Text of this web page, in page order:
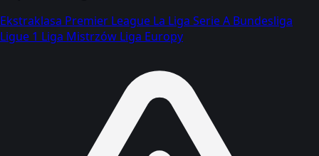
Ekstraklasa Premier League La Liga Serie A Bundesliga
Ligue 1 Liga Mistrzów Liga Europy